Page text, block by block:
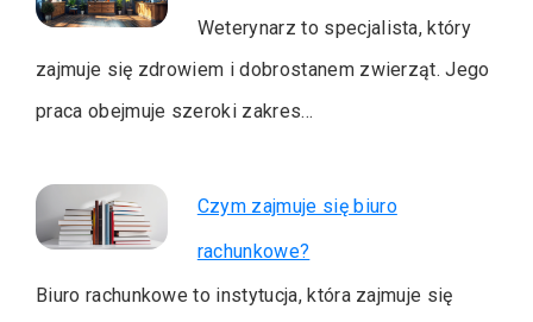
Weterynarz to specjalista, który
zajmuje się zdrowiem i dobrostanem zwierząt. Jego
praca obejmuje szeroki zakres…
Czym zajmuje się biuro
rachunkowe?
Biuro rachunkowe to instytucja, która zajmuje się